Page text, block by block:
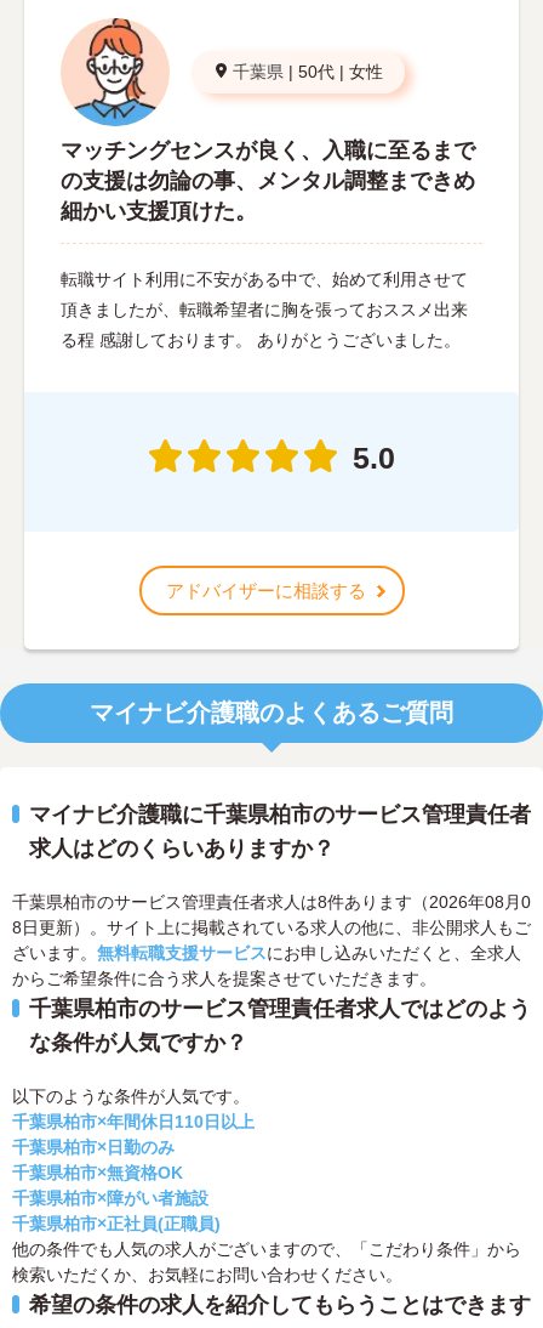
千葉県 | 50代 | 女性
マッチングセンスが良く、入職に至るまで
の支援は勿論の事、メンタル調整まできめ
細かい支援頂けた。
転職サイト利用に不安がある中で、始めて利用させて
頂きましたが、転職希望者に胸を張っておススメ出来
る程 感謝しております。 ありがとうございました。
5.0
アドバイザーに相談する
マイナビ介護職のよくあるご質問
マイナビ介護職に千葉県柏市のサービス管理責任者
求人はどのくらいありますか？
千葉県柏市のサービス管理責任者求人は8件あります（2026年08月0
8日更新）。サイト上に掲載されている求人の他に、非公開求人もご
ざいます。 無料転職支援サービスにお申し込みいただくと、全求人
からご希望条件に合う求人を提案させていただきます。
千葉県柏市のサービス管理責任者求人ではどのよう
な条件が人気ですか？
以下のような条件が人気です。
千葉県柏市×年間休日110日以上
千葉県柏市×日勤のみ
千葉県柏市×無資格OK
千葉県柏市×障がい者施設
千葉県柏市×正社員(正職員)
他の条件でも人気の求人がございますので、「こだわり条件」から
検索いただくか、お気軽にお問い合わせください。
希望の条件の求人を紹介してもらうことはできます